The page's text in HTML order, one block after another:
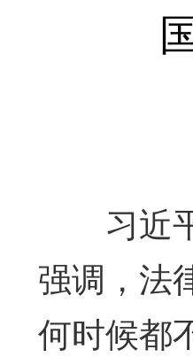
习近平
强调，法
何时候都